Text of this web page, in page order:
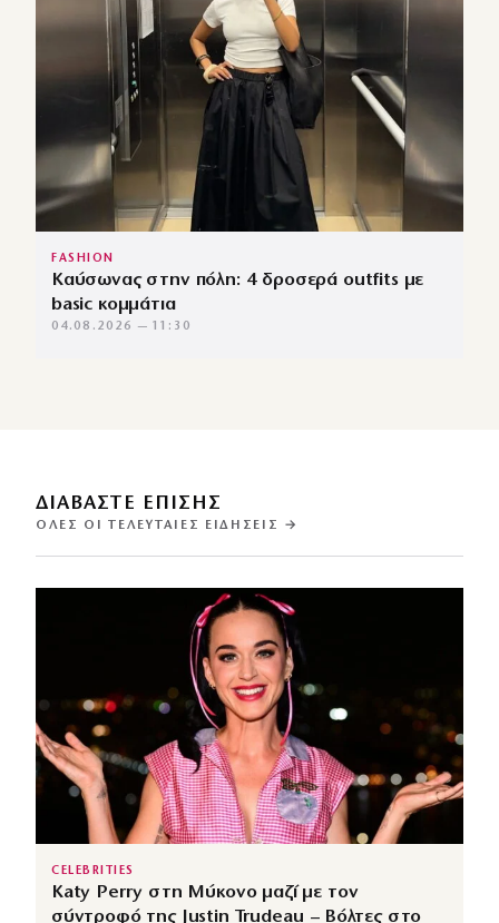
FASHION
Καύσωνας στην πόλη: 4 δροσερά outfits με
basic κομμάτια
04.08.2026 — 11:30
ΔΙΑΒΑΣΤΕ ΕΠΙΣΗΣ
ΌΛΕΣ ΟΙ ΤΕΛΕΥΤΑΊΕΣ ΕΙΔΉΣΕΙΣ →
CELEBRITIES
Katy Perry στη Μύκονο μαζί με τον
σύντροφό της Justin Trudeau – Βόλτες στο